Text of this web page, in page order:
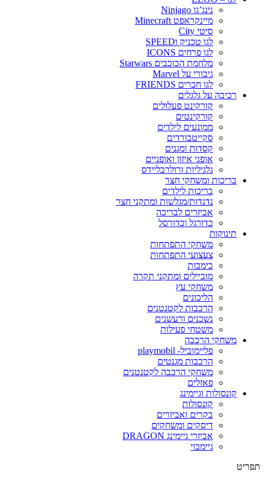
נינג’גו Ninjago
מיינקראפט Minecraft
סיטי City
לגו טכניק וSPEED
לגו פרחים ICONS
מלחמת הכוכבים Starwars
גיבורי על Marvel
לגו חברים FRIENDS
רכיבה על גלגלים
קורקינט פעלולים
קורקינטים
ממונעים לילדים
סקייטבורדים
קסדות ומגנים
אופני איזון ואופניים
גלגיליות ורולרבליידס
בריכות ומשחקי חצר
בריכות לילדים
נדנדות/מגלשות ומתקני חצר
אביזרים לבריכה
כדורגל וכדורסל
תינוקות
משחקי התפתחות
צעצועי התפתחות
בימבות
מוביילים ומתקני תקרה
משחקי עץ
הליכונים
הרכבות לקטנטנים
נשכנים ורעשנים
משטחי פעילות
משחקי הרכבה
פליימוביל- playmobil
הרכבות מגנטים
משחקי הרכבה לקטנטנים
פאזלים
קונסולות וגיימינג
קונסולות
בקרים ואביזרים
דיסקים ומשחקים
אביזרי גיימינג DRAGON
גיימבוי
תפריט